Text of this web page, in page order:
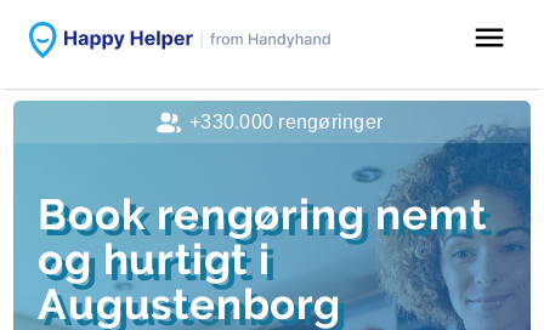
menu
Book rengøring nemt
og hurtigt i
Augustenborg
+330.000 rengøringer